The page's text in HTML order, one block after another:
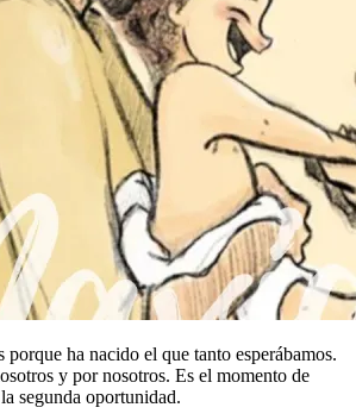
ha nacido el que tanto esperábamos.
y por nosotros. Es el momento de
segunda oportunidad.